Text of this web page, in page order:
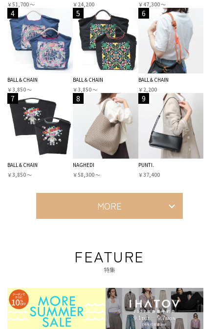
￥51,700 〜
￥24,200
￥47,300 〜
4
BALL＆CHAIN
￥3,850 〜
5
BALL＆CHAIN
￥3,850 〜
6
BALL＆CHAIN
￥2,200
7
BALL＆CHAIN
￥3,850 〜
8
NAGHEDI
￥58,300 〜
9
PUNTI.
￥37,400
MORE
FEATURE
特集